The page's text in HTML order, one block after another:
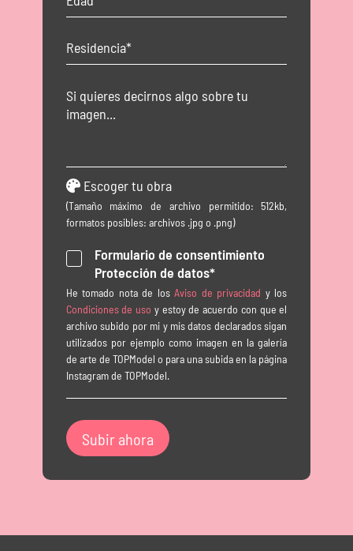
Escoger tu obra
(Tamaño máximo de archivo permitido: 512kb,
formatos posibles: archivos .jpg o .png)
Formulario de consentimiento
Protección de datos*
He tomado nota de losAviso de privacidad y los
Condiciones de uso y estoy de acuerdo con que el
archivo subido por mi y mis datos declarados sigan
utilizados por ejemplo como imagen en la galería
de arte de TOPModel o para una subida en la página
Instagram de TOPModel.